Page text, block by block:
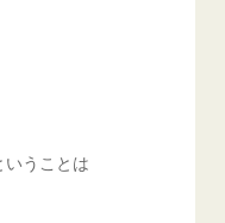
うことは